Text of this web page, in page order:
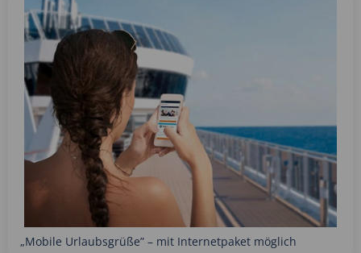
„Mobile Urlaubsgrüße” – mit Internetpaket möglich